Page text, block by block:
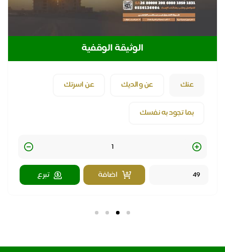
الوثيقة الوقفية
عنك عن والديك عن اسرتك
بما تجود به نفسك
Quantity
اضافة
تبرع